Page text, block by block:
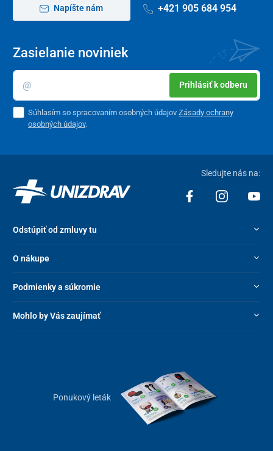
Napíšte nám +421 905 684 954
Zasielanie noviniek
Prihlásiť k odberu
Súhlasím so spracovaním osobných údajovZásady ochrany
osobných údajov.
Sledujte nás na:
Odstúpiť od zmluvy tu
O nákupe
Podmienky a súkromie
Mohlo by Vás zaujímať
Ponukový leták